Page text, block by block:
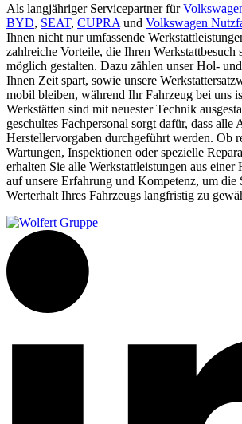
Als langjähriger Servicepartner für
BYD, SEAT, CUPRA und Volkswagen
Ihnen nicht nur umfassende
zahlreiche Vorteile, die Ihren Werkstattbesuch
möglich gestalten. Dazu zählen unser Hol-
Ihnen Zeit spart, sowie unsere
mobil bleiben, während Ihr Fahrzeug bei uns
Werkstätten sind mit neuester Technik
geschultes Fachpersonal sorgt dafür, dass alle
Herstellervorgaben durchgeführt werden. Ob
Wartungen, Inspektionen oder spezielle
erhalten Sie alle Werkstattleistungen aus einer
auf unsere Erfahrung und Kompetenz, um die
Werterhalt Ihres Fahrzeugs langfristig zu